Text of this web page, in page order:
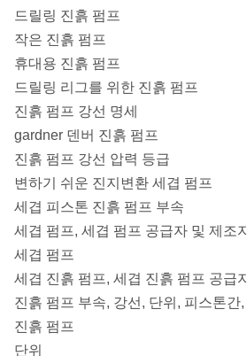
드릴링 진흙 펌프
작은 진흙 펌프
휴대용 진흙 펌프
드릴링 리그를 위한 진흙 펌프
진흙 펌프 강선 명세
gardner 덴버 진흙 펌프
진흙 펌프 강선 압력 등급
변하기 쉬운 진지변환 세겹 펌프
세겹 피스톤 진흙 펌프 부속
세겹 펌프, 세겹 펌프 공급자 및 제조
세겹 펌프
세겹 진흙 펌프, 세겹 진흙 펌프 공급
진흙 펌프 부속, 강선, 단위, 피스톤간
진흙 펌프
단위